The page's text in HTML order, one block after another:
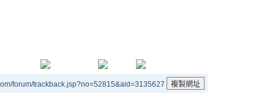
forum/trackback.jsp?no=52815&aid=3135627